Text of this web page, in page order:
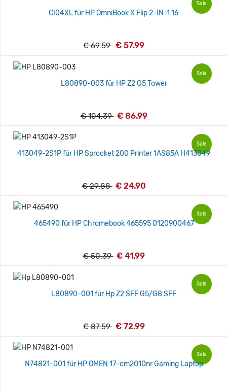
Sale
CI04XL für HP OmniBook X Flip 2-IN-1 16
€ 69.59 € 57.99
Sale
L80890-003 für HP Z2 G5 Tower
€ 104.39 € 86.99
Sale
413049-2S1P für HP Sprocket 200 Printer 1AS85A H413049
€ 29.88 € 24.90
Sale
465490 für HP Chromebook 465595 0120900467
€ 50.39 € 41.99
Sale
L80890-001 für Hp Z2 SFF G5/G8 SFF
€ 87.59 € 72.99
Sale
N74821-001 für HP OMEN 17-cm2010nr Gaming Laptop